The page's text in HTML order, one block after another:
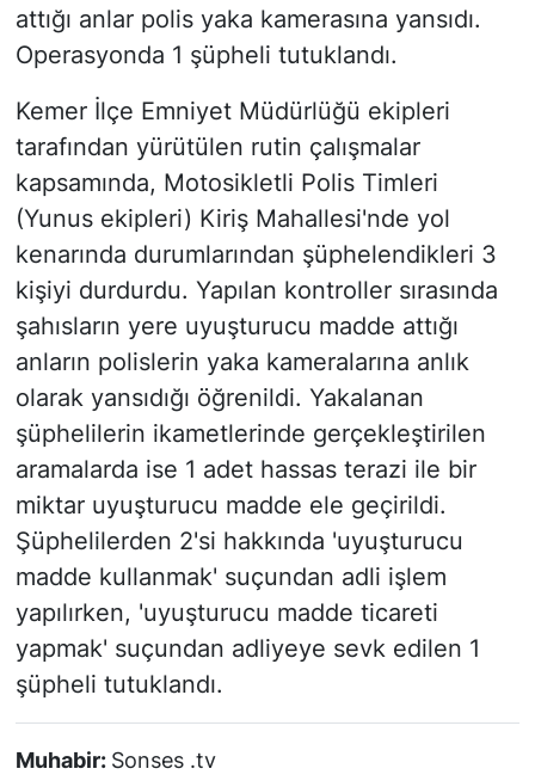
attığı anlar polis yaka kamerasına yansıdı.
Operasyonda 1 şüpheli tutuklandı.
Kemer İlçe Emniyet Müdürlüğü ekipleri
tarafından yürütülen rutin çalışmalar
kapsamında, Motosikletli Polis Timleri
(Yunus ekipleri) Kiriş Mahallesi'nde yol
kenarında durumlarından şüphelendikleri 3
kişiyi durdurdu. Yapılan kontroller sırasında
şahısların yere uyuşturucu madde attığı
anların polislerin yaka kameralarına anlık
olarak yansıdığı öğrenildi. Yakalanan
şüphelilerin ikametlerinde gerçekleştirilen
aramalarda ise 1 adet hassas terazi ile bir
miktar uyuşturucu madde ele geçirildi.
Şüphelilerden 2'si hakkında 'uyuşturucu
madde kullanmak' suçundan adli işlem
yapılırken, 'uyuşturucu madde ticareti
yapmak' suçundan adliyeye sevk edilen 1
şüpheli tutuklandı.
Muhabir: Sonses .tv